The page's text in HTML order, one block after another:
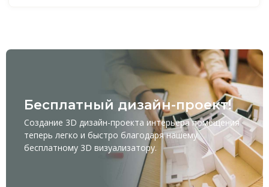
Бесплатный дизайн-проект!
Создание 3D дизайн-проекта интерьера помещения
теперь легко и быстро благодаря нашему
бесплатному 3D визуализатору.